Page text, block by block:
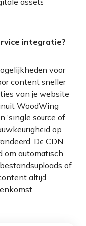
assets
integratie?
voor
content sneller
van je website
WoodWing
‘single source of
op
De CDN
om automatisch
of
altijd